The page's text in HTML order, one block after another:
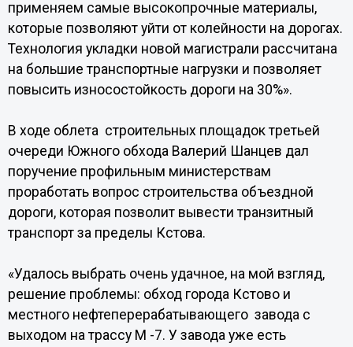
применяем самые высокопрочные материалы,
которые позволяют уйти от колейности на дорогах.
Технология укладки новой магистрали рассчитана
на большие транспортные нагрузки и позволяет
повысить износостойкость дороги на 30%».
В ходе облета строительных площадок третьей
очереди Южного обхода Валерий Шанцев дал
поручение профильным министерствам
проработать вопрос строительства объездной
дороги, которая позволит вывести транзитный
транспорт за пределы Кстова.
«Удалось выбрать очень удачное, на мой взгляд,
решение проблемы: обход города Кстово и
местного нефтеперерабатывающего завода с
выходом на трассу М -7. У завода уже есть